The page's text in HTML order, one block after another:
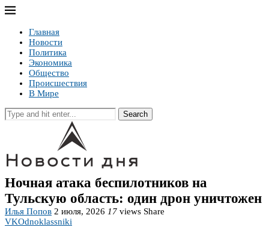
Главная
Новости
Политика
Экономика
Общество
Происшествия
В Мире
Search
Ночная атака беспилотников на
Тульскую область: один дрон уничтожен
Илья Попов 2 июля, 2026 17 views Share
VKOdnoklassniki